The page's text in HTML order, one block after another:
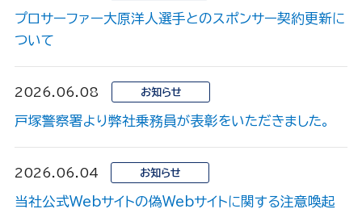
プロサーファー大原洋人選手とのスポンサー契約更新に
ついて
2026.06.08 お知らせ
戸塚警察署より弊社乗務員が表彰をいただきました。
2026.06.04 お知らせ
当社公式Webサイトの偽Webサイトに関する注意喚起